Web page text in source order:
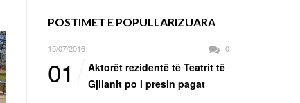
POSTIMET E POPULLARIZUARA
15/07/2016 0
01
Aktorët rezidentë të Teatrit të
Gjilanit po i presin pagat